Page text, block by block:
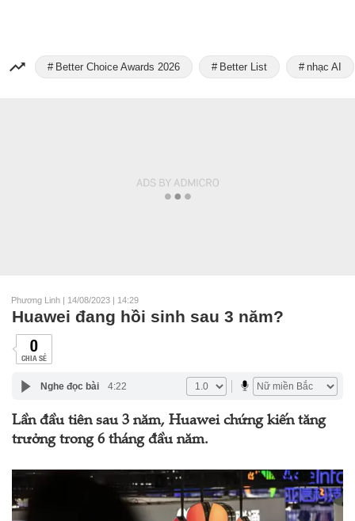
Better Choice Awards 2026 Better List nhạc AI
Phương Linh | 14/08/2023 | 14:29
Huawei đang hồi sinh sau 3 năm?
0
CHIA SẺ
Nghe đọc bài 4:22
Lần đầu tiên sau 3 năm, Huawei chứng kiến tăng
trưởng trong 6 tháng đầu năm.